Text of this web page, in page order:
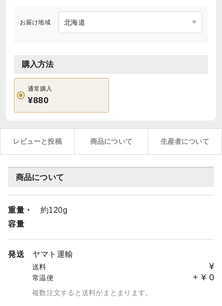
お届け地域
購入方法
通常購入
¥880
レビューと投稿 商品について 生産者について
商品について
重量・
容量
約120g
発送 ヤマト運輸
送料 ¥
常温便 + ¥ 0
複数注文すると送料がまとまります。